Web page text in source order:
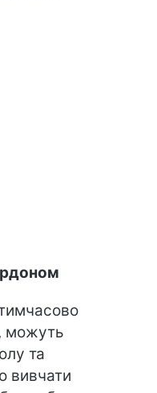
можуть
та
вивчати